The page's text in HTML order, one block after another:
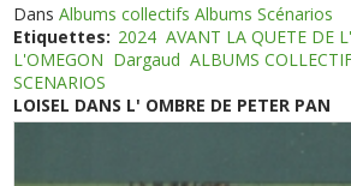
DansAlbums collectifs Albums Scénarios
Etiquettes: 2024 AVANT LA QUETE DE
L'OMEGON Dargaud ALBUMS
SCENARIOS
LOISEL DANS L' OMBRE DE PETER PAN